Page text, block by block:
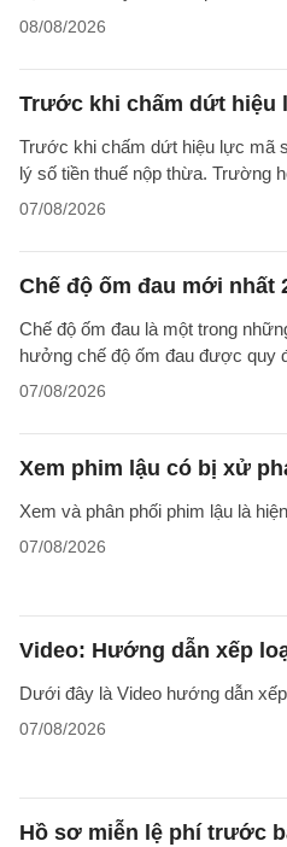
08/08/2026
Trước khi chấm dứt hiệu
Trước khi chấm dứt hiệu lực mã
lý số tiền thuế nộp thừa. Trường
07/08/2026
Chế độ ốm đau mới
Chế độ ốm đau là một trong
hưởng chế độ ốm đau được quy
07/08/2026
Xem phim lậu có bị xử
Xem và phân phối phim lậu là
07/08/2026
Video: Hướng dẫn xếp
Dưới đây là Video hướng dẫn
07/08/2026
Hồ sơ miễn lệ phí trước